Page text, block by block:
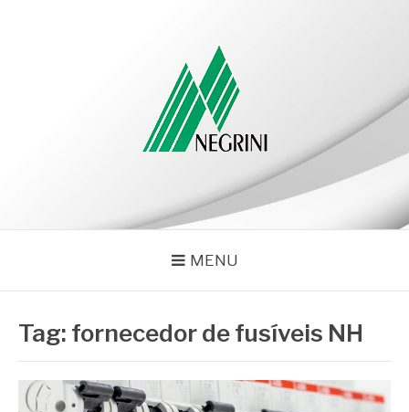
MENU
Tag: fornecedor de fusíveis NH